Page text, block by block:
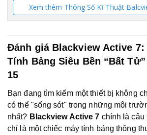
Xem thêm Thông Số Kĩ Thuật
Đánh giá Blackview Active 7:
Tính Bảng Siêu Bền “Bất
15
Bạn đang tìm kiếm một thiết bị không
có thể "sống sót" trong những môi
nhất? Blackview Active 7 chính là
chỉ là một chiếc máy tính bảng thông